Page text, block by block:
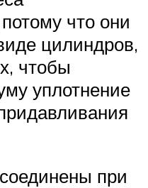
что они
цилиндров,
чтобы
уплотнение
при